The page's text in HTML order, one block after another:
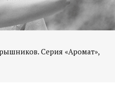
Серия «Аромат»,